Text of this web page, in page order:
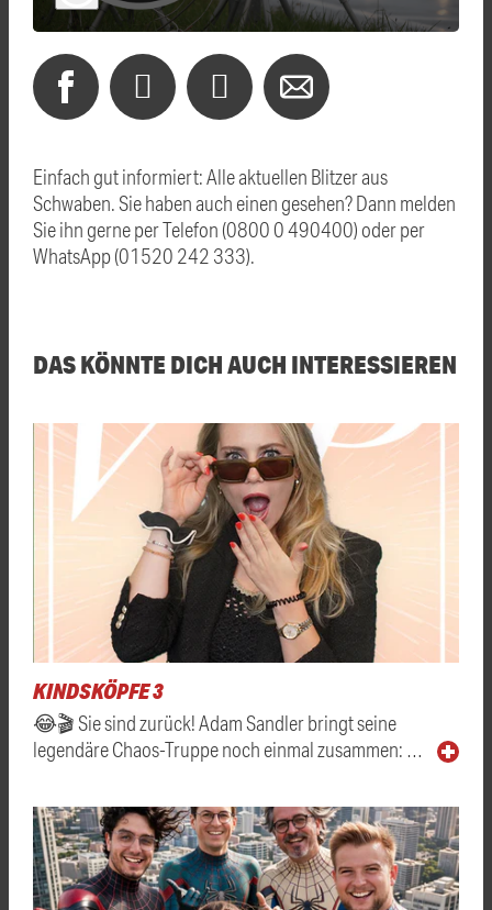
Einfach gut informiert: Alle aktuellen Blitzer aus
Schwaben. Sie haben auch einen gesehen? Dann melden
Sie ihn gerne per Telefon (0800 0 490400) oder per
WhatsApp (01520 242 333).
DAS KÖNNTE DICH AUCH INTERESSIEREN
KINDSKÖPFE 3
😂🎬 Sie sind zurück! Adam Sandler bringt seine
legendäre Chaos-Truppe noch einmal zusammen: …